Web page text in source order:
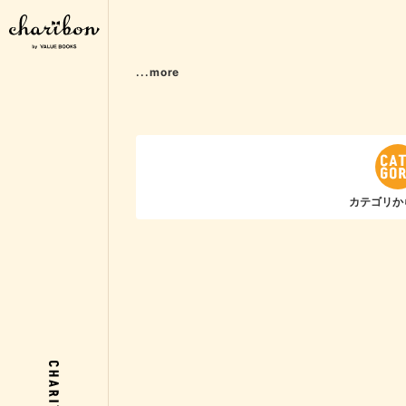
...more
カテゴリ